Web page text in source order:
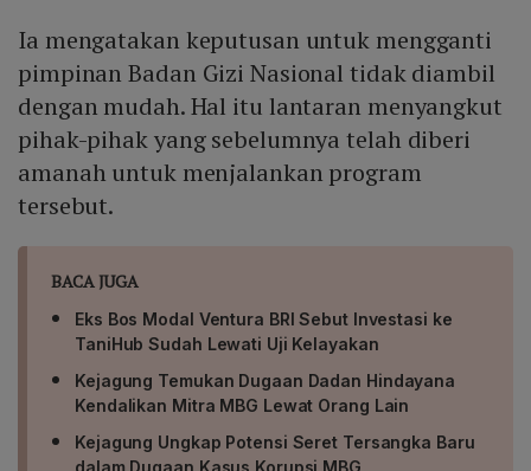
Ia mengatakan keputusan untuk mengganti
pimpinan Badan Gizi Nasional tidak diambil
dengan mudah. Hal itu lantaran menyangkut
pihak-pihak yang sebelumnya telah diberi
amanah untuk menjalankan program
tersebut.
BACA JUGA
Eks Bos Modal Ventura BRI Sebut Investasi ke
TaniHub Sudah Lewati Uji Kelayakan
Kejagung Temukan Dugaan Dadan Hindayana
Kendalikan Mitra MBG Lewat Orang Lain
Kejagung Ungkap Potensi Seret Tersangka Baru